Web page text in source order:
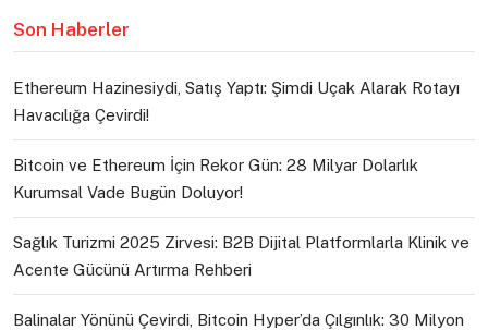
Son Haberler
Ethereum Hazinesiydi, Satış Yaptı: Şimdi Uçak Alarak Rotayı
Havacılığa Çevirdi!
Bitcoin ve Ethereum İçin Rekor Gün: 28 Milyar Dolarlık
Kurumsal Vade Bugün Doluyor!
Sağlık Turizmi 2025 Zirvesi: B2B Dijital Platformlarla Klinik ve
Acente Gücünü Artırma Rehberi
Balinalar Yönünü Çevirdi, Bitcoin Hyper’da Çılgınlık: 30 Milyon